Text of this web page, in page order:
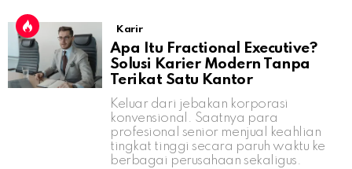
Karir
Apa Itu Fractional Executive?
Solusi Karier Modern Tanpa
Terikat Satu Kantor
Keluar dari jebakan korporasi
konvensional. Saatnya para
profesional senior menjual keahlian
tingkat tinggi secara paruh waktu ke
berbagai perusahaan sekaligus.